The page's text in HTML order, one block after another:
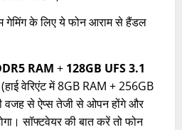
गेमिंग के लिए ये फोन आराम से हैंडल
RAM + 128GB UFS 3.1
वेरिएंट में 8GB RAM + 256GB
वजह से ऐप्स तेजी से ओपन होंगे और
सॉफ्टवेयर की बात करें तो फोन